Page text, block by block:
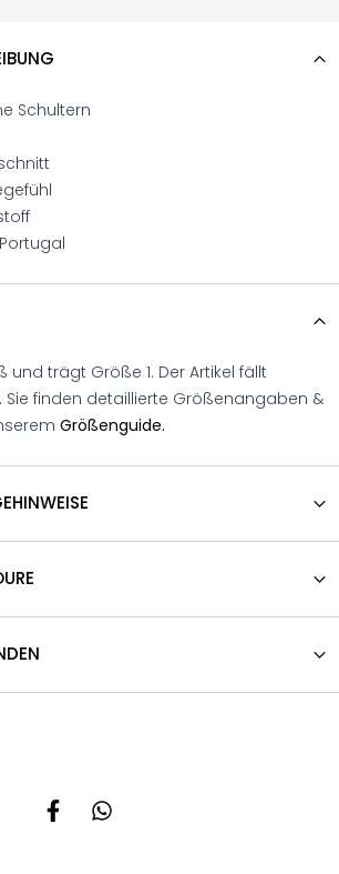
Schultern
und trägt Größe 1. Der Artikel fällt
finden detaillierte Größenangaben &
Größenguide.